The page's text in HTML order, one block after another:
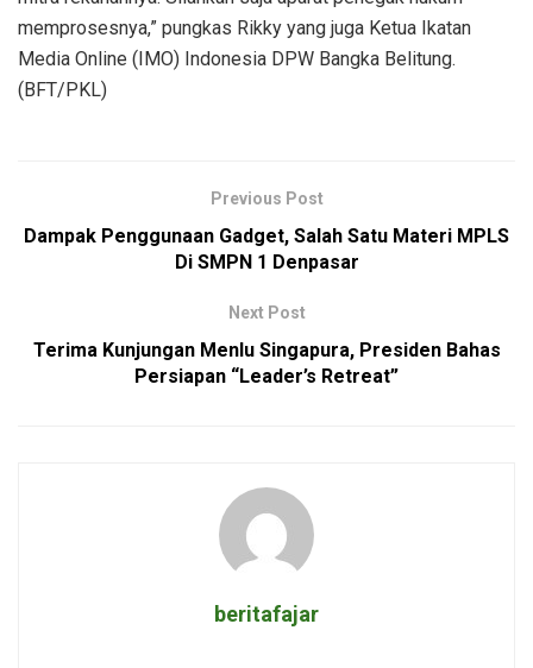
memprosesnya,” pungkas Rikky yang juga Ketua Ikatan
Media Online (IMO) Indonesia DPW Bangka Belitung.
(BFT/PKL)
Previous Post
Dampak Penggunaan Gadget, Salah Satu Materi MPLS
Di SMPN 1 Denpasar
Next Post
Terima Kunjungan Menlu Singapura, Presiden Bahas
Persiapan “Leader’s Retreat”
beritafajar